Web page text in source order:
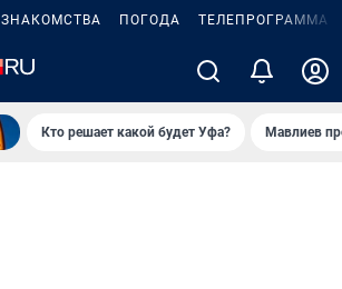
ЗНАКОМСТВА ПОГОДА ТЕЛЕПРОГРАММА
Кто решает какой будет Уфа? Мавлиев